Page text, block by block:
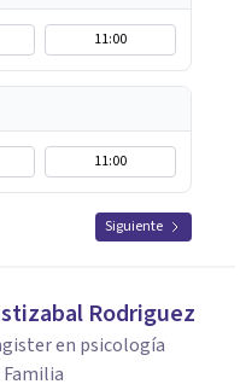
11:00
11:00
Siguiente
Rodriguez
en psicología